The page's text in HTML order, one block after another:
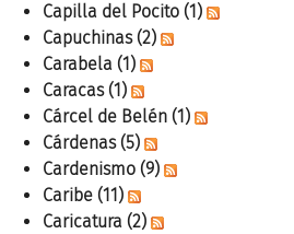
Capilla del Pocito (1)
Capuchinas (2)
Carabela (1)
Caracas (1)
Cárcel de Belén (1)
Cárdenas (5)
Cardenismo (9)
Caribe (11)
Caricatura (2)